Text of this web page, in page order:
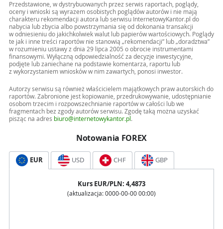
Przedstawione, w dystrybuowanych przez serwis raportach, poglądy,
oceny i wnioski są wyrazem osobistych poglądów autorów i nie mają
charakteru rekomendacji autora lub serwisu InternetowyKantor.pl do
nabycia lub zbycia albo powstrzymania się od dokonania transakcji
w odniesieniu do jakichkolwiek walut lub papierów wartościowych. Poglądy
te jak i inne treści raportów nie stanowią „rekomendacji” lub „doradztwa”
w rozumieniu ustawy z dnia 29 lipca 2005 o obrocie instrumentami
finansowymi. Wyłączną odpowiedzialność za decyzje inwestycyjne,
podjęte lub zaniechane na podstawie komentarza, raportu lub
z wykorzystaniem wniosków w nim zawartych, ponosi inwestor.
Autorzy serwisu są również właścicielem majątkowych praw autorskich do
raportów. Zabronione jest kopiowanie, przedrukowywanie, udostępnianie
osobom trzecim i rozpowszechnianie raportów w całości lub we
fragmentach bez zgody autorów serwisu. Zgodę taką można uzyskać
pisząc na adres biuro@internetowykantor.pl .
Notowania FOREX
EUR USD CHF GBP
Kurs EUR/PLN: 4,4873
(aktualizacja: 0000-00-00 00:00)